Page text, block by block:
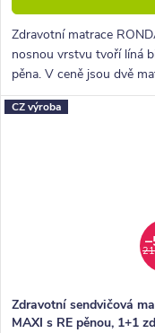
Zdravotní matrace
nosnou vrstvu tvoří líná
pěna. V ceně jsou dvě
v příjemném potahu
CZ výroba
Zdravotní sendvičová
MAXI s RE pěnou, 1+1